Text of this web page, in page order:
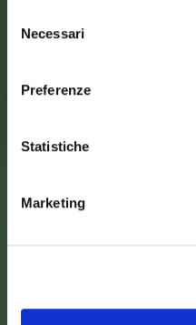
delNecessari
Preferenze
Statistiche
Marketing
SEDE DELL’ENTE
52015 Pratovecchio - AR
tel.0575 50301